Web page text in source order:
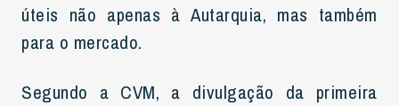
úteis não apenas à Autarquia, mas também
para o mercado.
Segundo a CVM, a divulgação da primeira